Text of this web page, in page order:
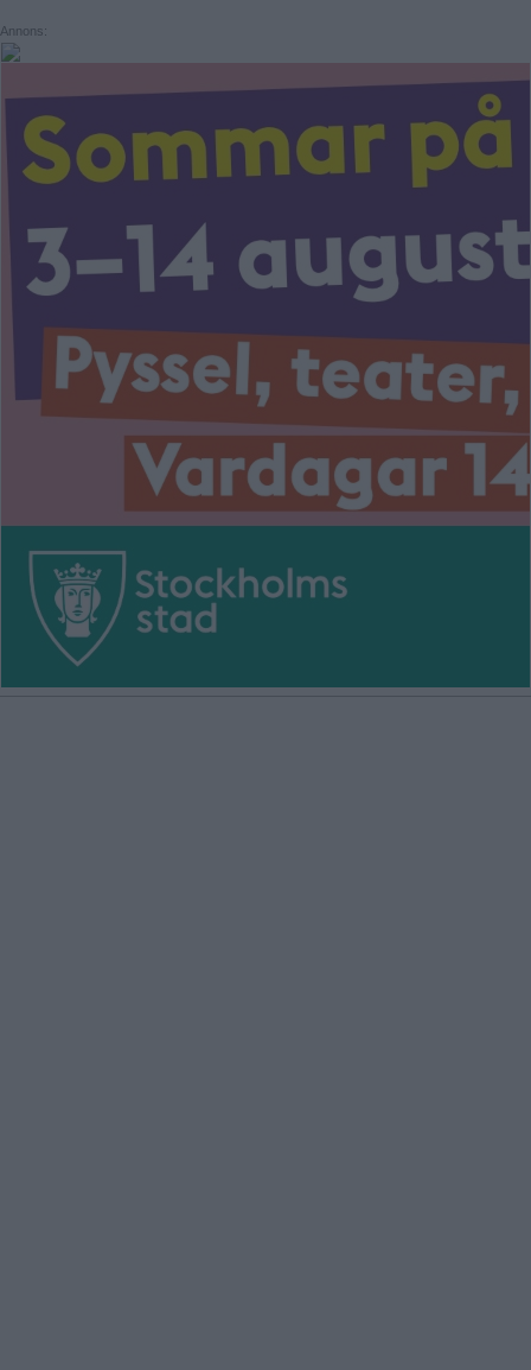
BANDHAGEN
ENSKEDE GÅRD
GAMLA ENSKEDE
HÖGDALEN
JOHANNESHOV
ÅRSTA
ÖRBY
ÖSTBERGA
Farsta
FAGERSJÖ
FARSTA
FARSTANÄSET
FARSTA STRAND
GUBBÄNGEN
HÖKARÄNGEN
LARSBODA
SKÖNDAL
Annons: